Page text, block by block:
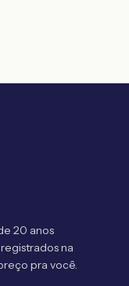
20 anos
na
pra você.